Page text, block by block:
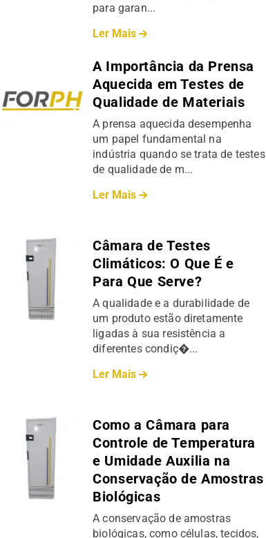
para garan...
Ler Mais
A Importância da Prensa
Aquecida em Testes de
Qualidade de Materiais
A prensa aquecida desempenha
um papel fundamental na
indústria quando se trata de testes
de qualidade de m...
Ler Mais
Câmara de Testes
Climáticos: O Que É e
Para Que Serve?
A qualidade e a durabilidade de
um produto estão diretamente
ligadas à sua resistência a
diferentes condiç�...
Ler Mais
Como a Câmara para
Controle de Temperatura
e Umidade Auxilia na
Conservação de Amostras
Biológicas
A conservação de amostras
biológicas, como células, tecidos,